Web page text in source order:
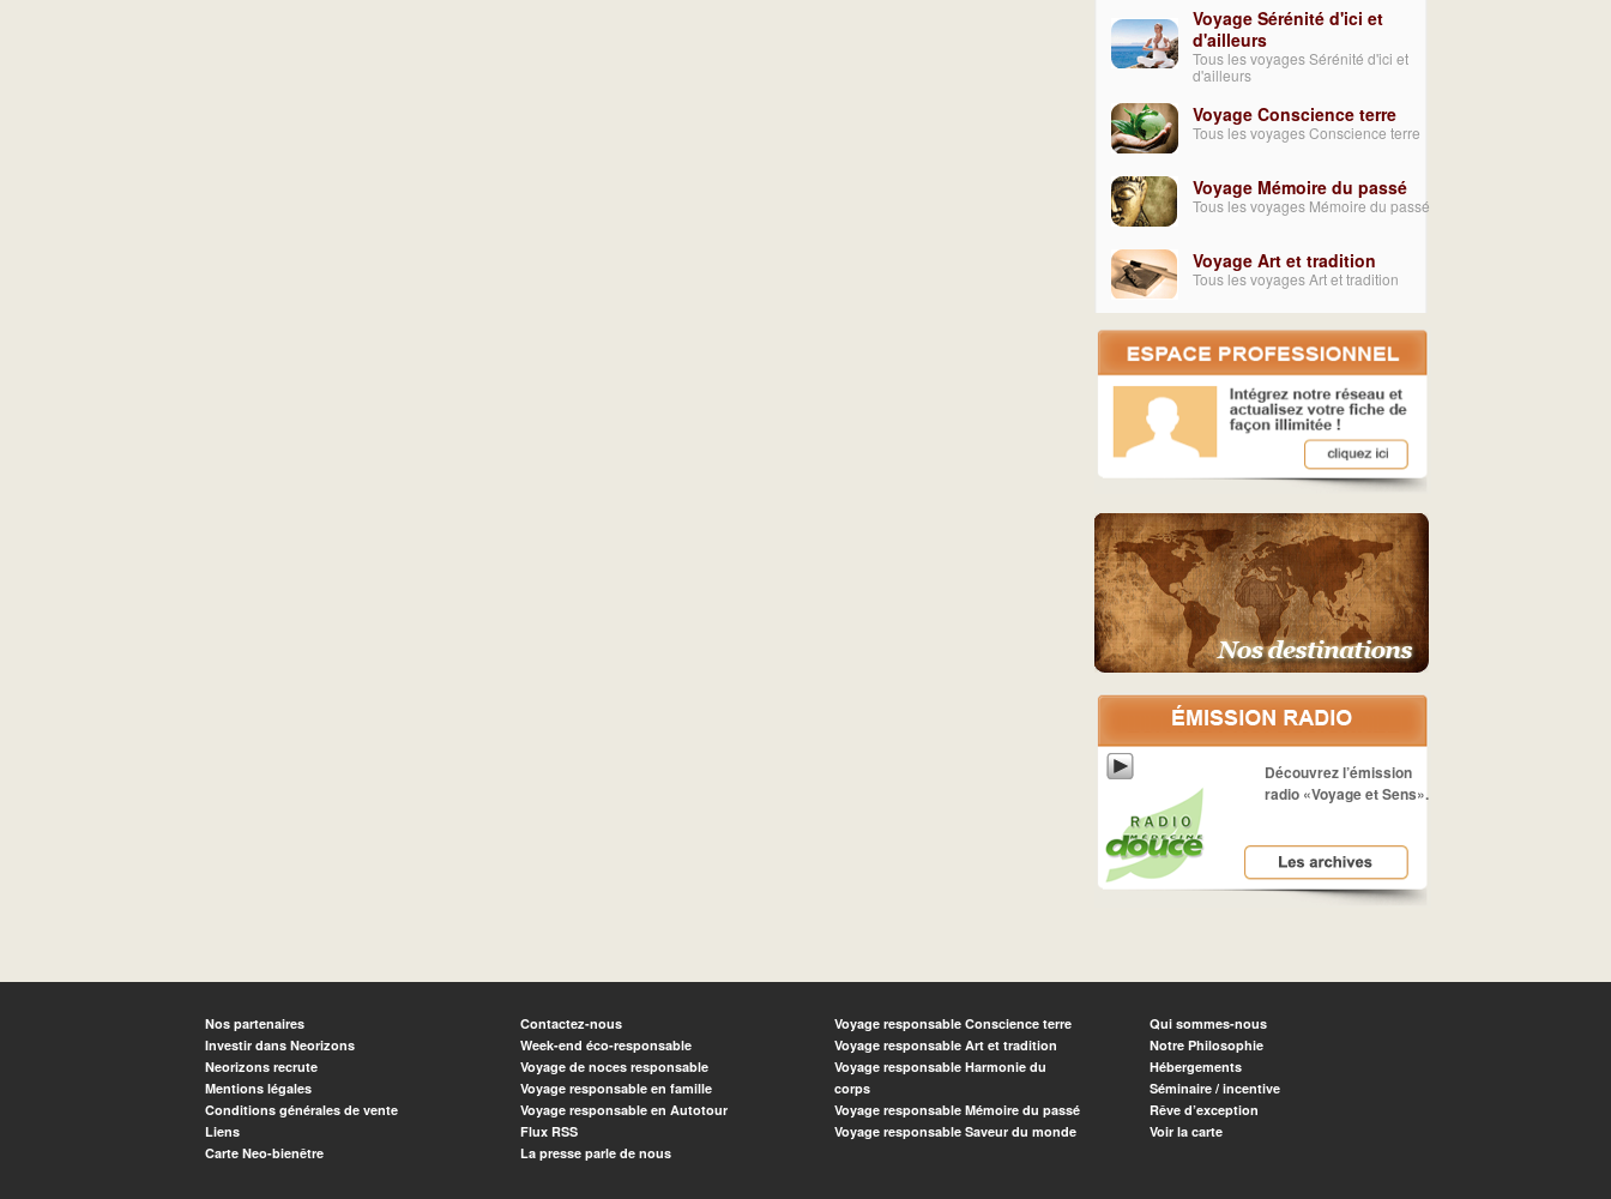
Voyage Sérénité d'ici et
d'ailleurs
Tous les voyages Sérénité d'ici et
d'ailleurs
Voyage Conscience terre
Tous les voyages Conscience terre
Voyage Mémoire du passé
Tous les voyages Mémoire du passé
Voyage Art et tradition
Tous les voyages Art et tradition
Découvrez l’émission
radio «Voyage et Sens».
Nos partenaires
Investir dans Neorizons
Neorizons recrute
Mentions légales
Conditions générales de vente
Liens
Carte Neo-bienêtre
Contactez-nous
Week-end éco-responsable
Voyage de noces responsable
Voyage responsable en famille
Voyage responsable en Autotour
Flux RSS
La presse parle de nous
Voyage responsable Conscience terre
Voyage responsable Art et tradition
Voyage responsable Harmonie du
corps
Voyage responsable Mémoire du passé
Voyage responsable Saveur du monde
Qui sommes-nous
Notre Philosophie
Hébergements
Séminaire / incentive
Rêve d’exception
Voir la carte